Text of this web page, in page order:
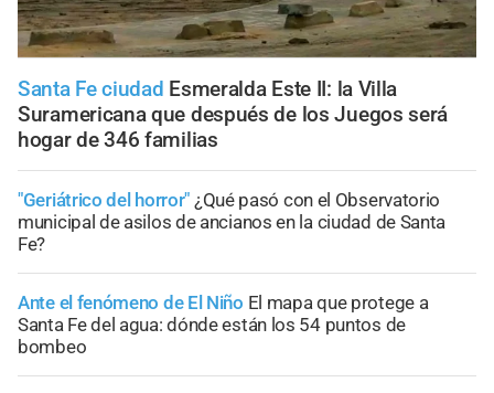
Santa Fe ciudad Esmeralda Este II: la Villa
Suramericana que después de los Juegos será
hogar de 346 familias
"Geriátrico del horror" ¿Qué pasó con el Observatorio
municipal de asilos de ancianos en la ciudad de Santa
Fe?
Ante el fenómeno de El Niño El mapa que protege a
Santa Fe del agua: dónde están los 54 puntos de
bombeo